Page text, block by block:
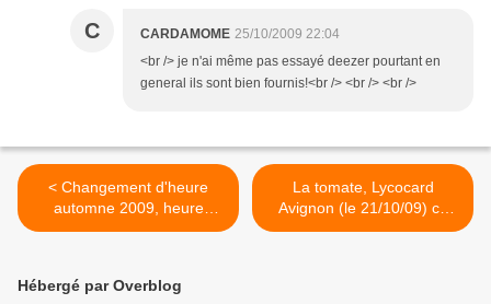
C CARDAMOME 25/10/2009 22:04
<br /> je n'ai même pas essayé deezer pourtant en
general ils sont bien fournis!<br /> <br /> <br />
< Changement d'heure
automne 2009, heure
d'hiver
La tomate, Lycocard
Avignon (le 21/10/09) ce
que j'en ai retenu >
Hébergé par Overblog